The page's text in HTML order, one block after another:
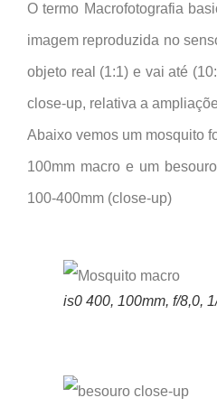
O termo Macrofotografia
imagem reproduzida no
objeto real (1:1) e vai até
close-up, relativa a
Abaixo vemos um mosquito
100mm macro e um
100-400mm (close-up)
is0 400, 100mm, f/8,0,